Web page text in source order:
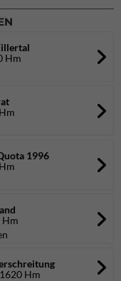
Hm
1996
Hm
Hm